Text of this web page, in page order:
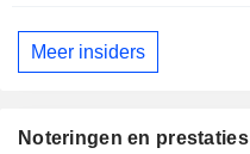
Noteringen en prestaties
Meer insiders